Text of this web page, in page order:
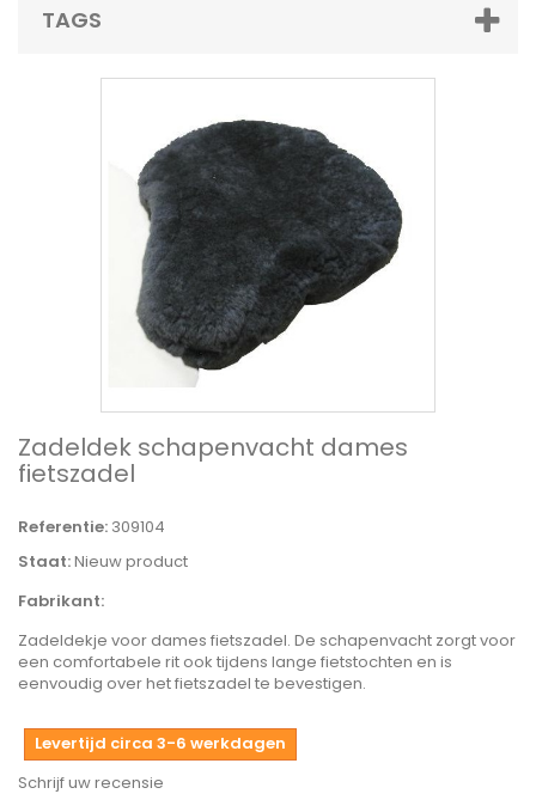
TAGS
Zadeldek schapenvacht dames
fietszadel
Referentie: 309104
Staat:Nieuw product
Fabrikant:
Zadeldekje voor dames fietszadel. De schapenvacht zorgt voor
een comfortabele rit ook tijdens lange fietstochten en is
eenvoudig over het fietszadel te bevestigen.
Levertijd circa 3-6 werkdagen
Schrijf uw recensie